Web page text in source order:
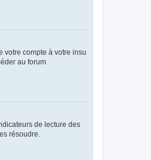
votre compte à votre insu
au forum
de lecture des
résoudre.